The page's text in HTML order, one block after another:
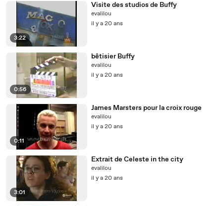
3:22
Visite des studios de Buffy
evalilou
il y a 20 ans
0:56
bêtisier Buffy
evalilou
il y a 20 ans
0:11
James Marsters pour la croix rouge
evalilou
il y a 20 ans
3:01
Extrait de Celeste in the city
evalilou
il y a 20 ans